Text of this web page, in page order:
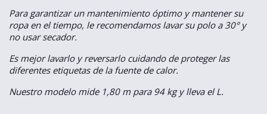
Para garantizar un mantenimiento óptimo y mantener su
ropa en el tiempo, le recomendamos lavar su polo a 30° y
no usar secador.
Es mejor lavarlo y reversarlo cuidando de proteger las
diferentes etiquetas de la fuente de calor.
Nuestro modelo mide 1,80 m para 94 kg y lleva el L.